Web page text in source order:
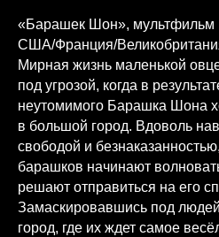
«Барашек Шон», мультфильм
США/Франция/
Мирная жизнь маленькой
под угрозой, когда в
неутомимого Барашка Шона
в большой город. Вдоволь
свободой и
барашков начинают
решают отправиться на его
Замаскировавшись под
город, где их ждет самое